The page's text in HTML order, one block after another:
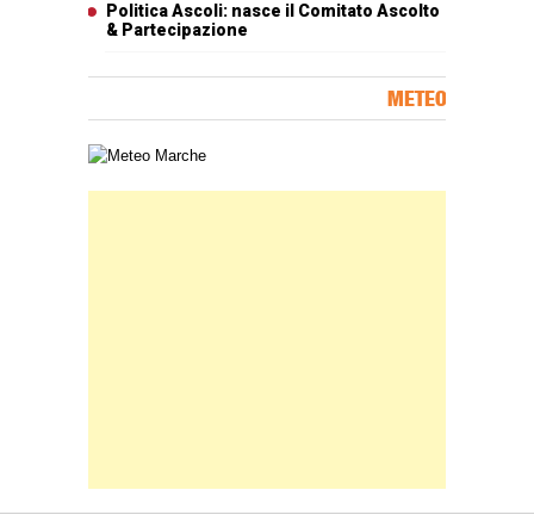
Politica Ascoli: nasce il Comitato Ascolto
& Partecipazione
METEO
Carta meteorologica delle Marche